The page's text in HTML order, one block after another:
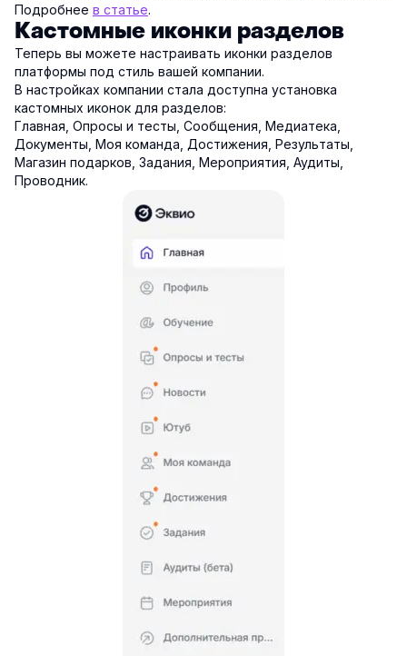
Подробнее в статье.
Кастомные иконки разделов
Теперь вы можете настраивать иконки разделов
платформы под стиль вашей компании.
В настройках компании стала доступна установка
кастомных иконок для разделов:
Главная, Опросы и тесты, Сообщения, Медиатека,
Документы, Моя команда, Достижения, Результаты,
Магазин подарков, Задания, Мероприятия, Аудиты,
Проводник.